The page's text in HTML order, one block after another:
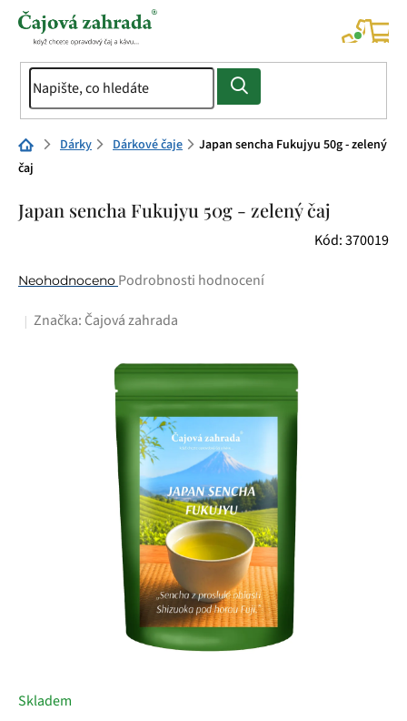
Přejít
Domů Dárky Dárkové čaje
Japan sencha Fukujyu 50g - zelený
čaj
Japan sencha Fukujyu 50g - zelený čaj
Kód:370019
Průměrné
produktu
Neohodnoceno Podrobnosti hodnocení
Značka: Čajová zahrada
Skladem